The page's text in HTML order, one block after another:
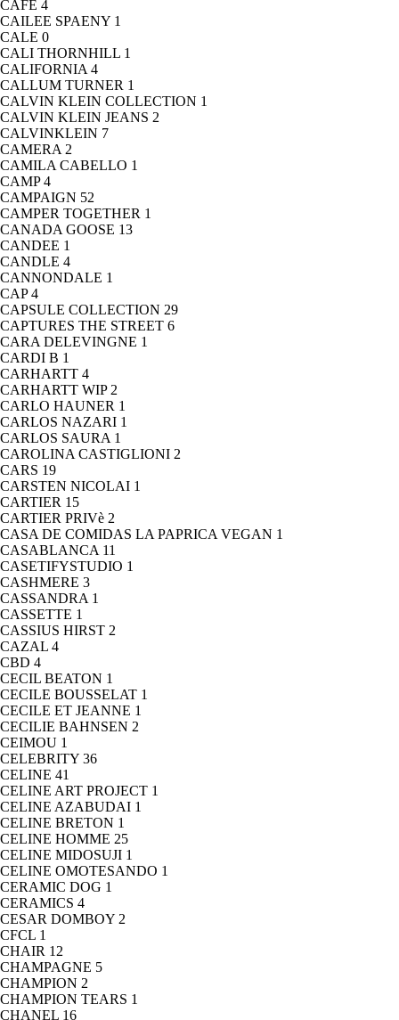
CAFE 4
CAILEE SPAENY 1
CALE 0
CALI THORNHILL 1
CALIFORNIA 4
CALLUM TURNER 1
CALVIN KLEIN COLLECTION 1
CALVIN KLEIN JEANS 2
CALVINKLEIN 7
CAMERA 2
CAMILA CABELLO 1
CAMP4
CAMPAIGN 52
CAMPER TOGETHER 1
CANADA GOOSE 13
CANDEE 1
CANDLE 4
CANNONDALE 1
CAP4
CAPSULE COLLECTION 29
CAPTURES THE STREET 6
CARA DELEVINGNE 1
CARDI B 1
CARHARTT 4
CARHARTT WIP 2
CARLO HAUNER 1
CARLOS NAZARI 1
CARLOS SAURA 1
CAROLINA CASTIGLIONI 2
CARS 19
CARSTEN NICOLAI 1
CARTIER 15
CARTIER PRIVè 2
CASA DE COMIDAS LA PAPRICA VEGAN 1
CASABLANCA 11
CASETIFYSTUDIO 1
CASHMERE 3
CASSANDRA 1
CASSETTE 1
CASSIUS HIRST 2
CAZAL 4
CBD 4
CECIL BEATON 1
CECILE BOUSSELAT 1
CECILE ET JEANNE 1
CECILIE BAHNSEN 2
CEIMOU 1
CELEBRITY 36
CELINE 41
CELINE ART PROJECT 1
CELINE AZABUDAI 1
CELINE BRETON 1
CELINE HOMME 25
CELINE MIDOSUJI 1
CELINE OMOTESANDO 1
CERAMIC DOG 1
CERAMICS 4
CESAR DOMBOY 2
CFCL 1
CHAIR 12
CHAMPAGNE 5
CHAMPION 2
CHAMPION TEARS 1
CHANEL 16